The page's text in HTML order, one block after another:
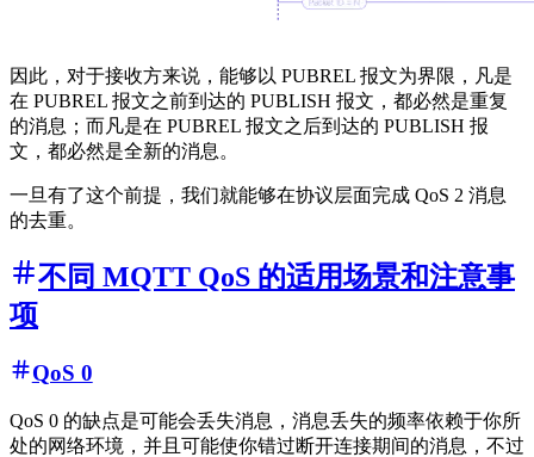
因此，对于接收方来说，能够以 PUBREL 报文为界限，凡是
在 PUBREL 报文之前到达的 PUBLISH 报文，都必然是重复
的消息；而凡是在 PUBREL 报文之后到达的 PUBLISH 报
文，都必然是全新的消息。
一旦有了这个前提，我们就能够在协议层面完成 QoS 2 消息
的去重。
不同 MQTT QoS 的适用场景和注意事
项
QoS 0
QoS 0 的缺点是可能会丢失消息，消息丢失的频率依赖于你所
处的网络环境，并且可能使你错过断开连接期间的消息，不过